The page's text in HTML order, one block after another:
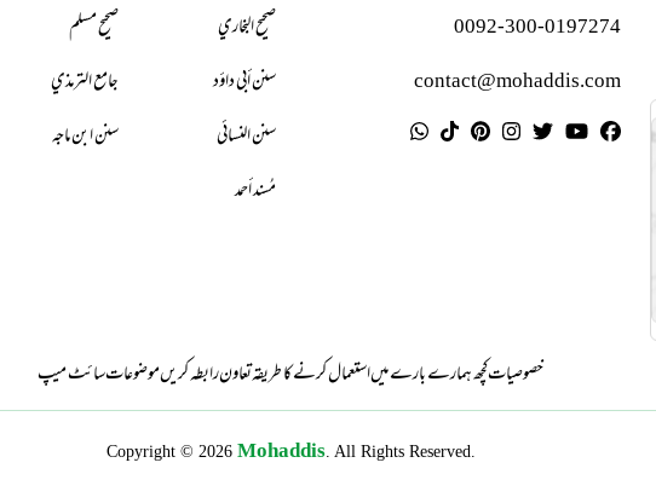
0092-300-0197274
contact@mohaddis.com
صحيح البخاري
صحيح مسلم
سنن أبي داؤد
جامع الترمذي
سنن النسائي
سنن ابن ماجه
مُسند أحمد
خصوصیاتکچھ ہمارے بارے میںاستعمال کرنے کا طریقہتعاونرابطہ کریںموضوعاتسائٹ میپ
Copyright © 2026 Mohaddis. All Rights Reserved.